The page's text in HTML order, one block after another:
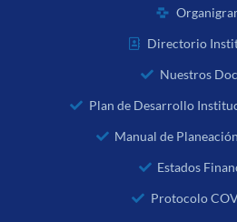
Directorio
Nuestros
Plan de Desarrollo
Manual de
Estados
Protocolo